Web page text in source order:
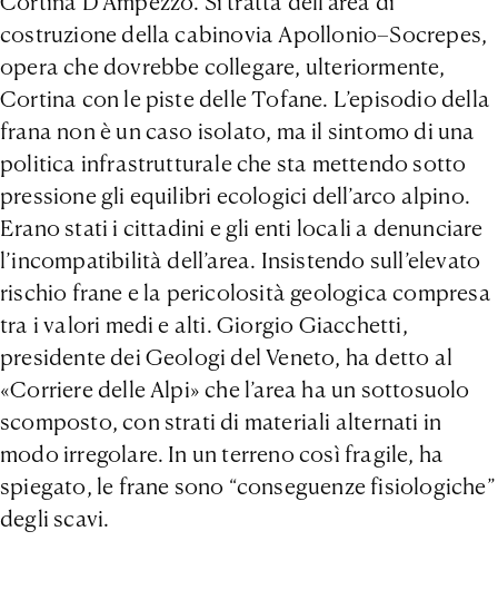
costruzione della cabinovia Apollonio–Socrepes,
opera che dovrebbe collegare, ulteriormente,
Cortina con le piste delle Tofane. L’episodio della
frana non è un caso isolato, ma il sintomo di una
politica infrastrutturale che sta mettendo sotto
pressione gli equilibri ecologici dell’arco alpino.
Erano stati i cittadini e gli enti locali a denunciare
l’incompatibilità dell’area. Insistendo sull’elevato
rischio frane e la pericolosità geologica compresa
tra i valori medi e alti. Giorgio Giacchetti,
presidente dei Geologi del Veneto, ha detto al
«Corriere delle Alpi» che l’area ha un sottosuolo
scomposto, con strati di materiali alternati in
modo irregolare. In un terreno così fragile, ha
spiegato, le frane sono “conseguenze fisiologiche”
degli scavi.